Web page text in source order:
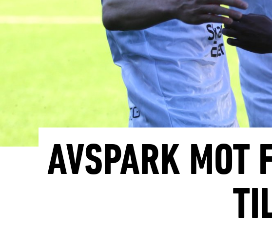
AVSPARK MOT